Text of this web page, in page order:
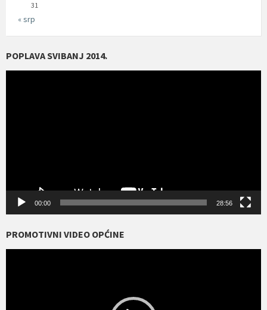
31
« srp
POPLAVA SVIBANJ 2014.
00:00 28:56
PROMOTIVNI VIDEO OPĆINE